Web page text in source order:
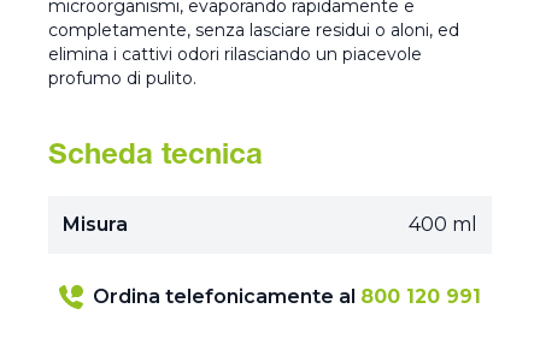
microorganismi, evaporando rapidamente e
completamente, senza lasciare residui o aloni, ed
elimina i cattivi odori rilasciando un piacevole
profumo di pulito.
Scheda tecnica
Misura 400 ml
Ordina telefonicamente al 800 120 991